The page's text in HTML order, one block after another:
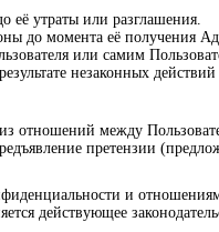
её утраты или разглашения.
до момента её получения
или самим
незаконных
отношений между
претензии
и
действующее